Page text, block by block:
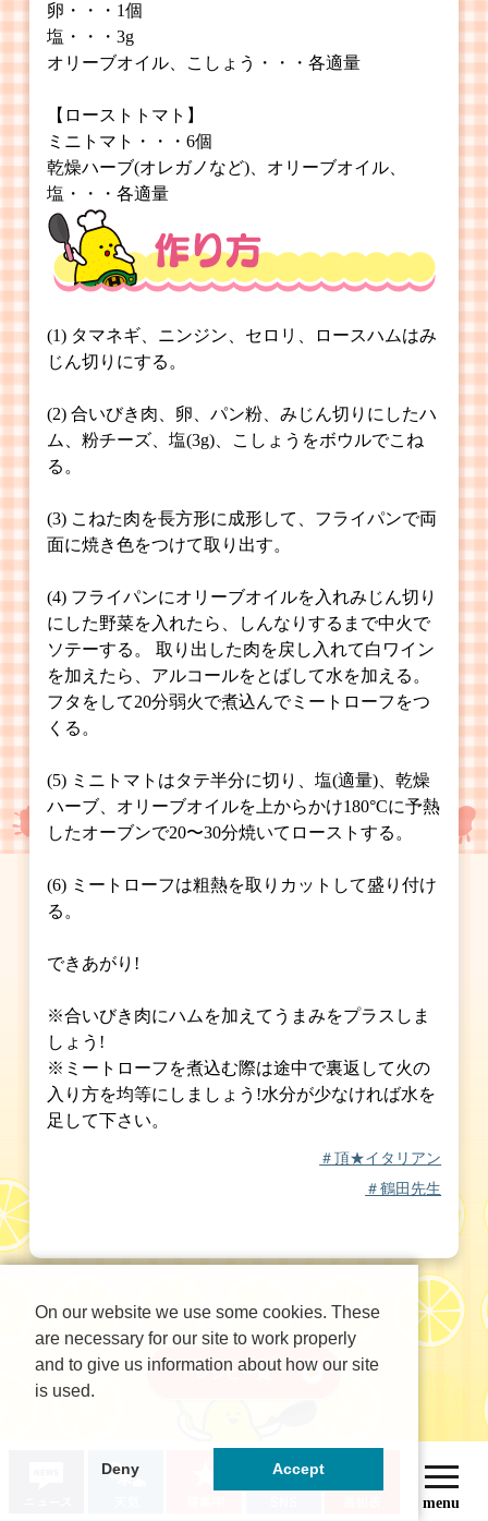
卵・・・1個
塩・・・3g
オリーブオイル、こしょう・・・各適量
【ローストトマト】
ミニトマト・・・6個
乾燥ハーブ(オレガノなど)、オリーブオイル、
塩・・・各適量
(1) タマネギ、ニンジン、セロリ、ロースハムはみ
じん切りにする。
(2) 合いびき肉、卵、パン粉、みじん切りにしたハ
ム、粉チーズ、塩(3g)、こしょうをボウルでこね
る。
(3) こねた肉を長方形に成形して、フライパンで両
面に焼き色をつけて取り出す。
(4) フライパンにオリーブオイルを入れみじん切り
にした野菜を入れたら、しんなりするまで中火で
ソテーする。 取り出した肉を戻し入れて白ワイン
を加えたら、アルコールをとばして水を加える。
フタをして20分弱火で煮込んでミートローフをつ
くる。
(5) ミニトマトはタテ半分に切り、塩(適量)、乾燥
ハーブ、オリーブオイルを上からかけ180°Cに予熱
したオーブンで20〜30分焼いてローストする。
(6) ミートローフは粗熱を取りカットして盛り付け
る。
できあがり!
※合いびき肉にハムを加えてうまみをプラスしま
しょう!
※ミートローフを煮込む際は途中で裏返して火の
入り方を均等にしましょう!水分が少なければ水を
足して下さい。
＃頂★イタリアン
＃鶴田先生
レシピ一覧
On our website we use some cookies. These
are necessary for our site to work properly
and to give us information about how our site
is used.
Deny Accept